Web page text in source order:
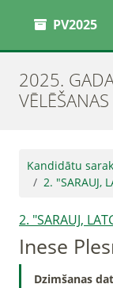
PV2025
2025.
VĒLĒŠANAS
Kandidātu
2. "SARAUJ,
2. "SARAUJ,
Inese
Dzimšanas